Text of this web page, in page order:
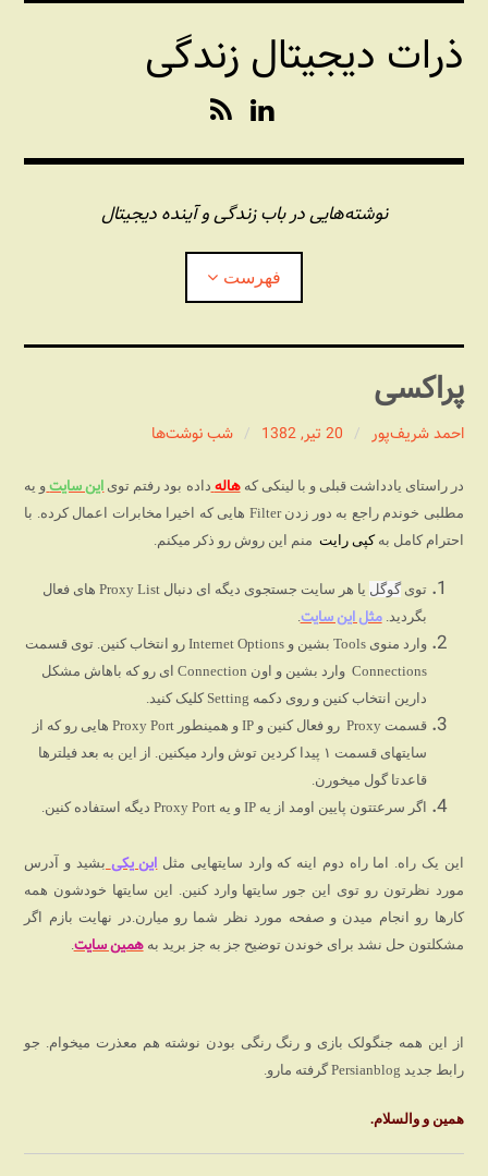
رفتن
محتواذرات دیجیتال زندگی
n
k
e
d
I
n
S
نوشته‌هایی در باب زندگی و آینده دیجیتال
فهرست
درباره این وبلاگ
مجله شبکه
پندهای یونیکسی استاد «فو» بازکردن
پراکسی
احمد شریف‌پور 20 تیر, 1382 شب نوشت‌ها
در راستای یادداشت قبلی و با لینکی کههاله داده بود رفتم توی این سایت و یه
مطلبی خوندم راجع به دور زدن Filter هایی که اخیرا مخابرات اعمال کرده. با
احترام کامل بهکپی رایت منم این روش رو ذکر میکنم.
تویگوگل
یا هر سایت جستجوی دیگه ای دنبال Proxy List های فعال
بگردید.مثل این سایت.
وارد منوی Tools بشین و Internet Options رو انتخاب کنین. توی قسمت
Connections وارد بشین و اون Connection ای رو که باهاش مشکل
دارین انتخاب کنین و روی دکمه Setting کلیک کنید.
قسمت Proxy رو فعال کنین و IP و همینطور Proxy Port هایی رو که از
سایتهای قسمت ۱ پیدا کردین توش وارد میکنین. از این به بعد فیلترها
قاعدتا گول میخورن.
اگر سرعتتون پایین اومد از یه IP و یه Proxy Port دیگه استفاده کنین.
این یک راه. اما راه دوم اینه که وارد سایتهایی مثل این یکی بشید و آدرس
مورد نظرتون رو توی این جور سایتها وارد کنین. این سایتها خودشون همه
کارها رو انجام میدن و صفحه مورد نظر شما رو میارن. در نهایت بازم اگر
مشکلتون حل نشد برای خوندن توضیح جز به جز برید بههمین سایت
از این همه جنگولک بازی و رنگ رنگی بودن نوشته هم معذرت میخوام. جو
رابط جدید Persianblog گرفته مارو.
همین و والسلام.